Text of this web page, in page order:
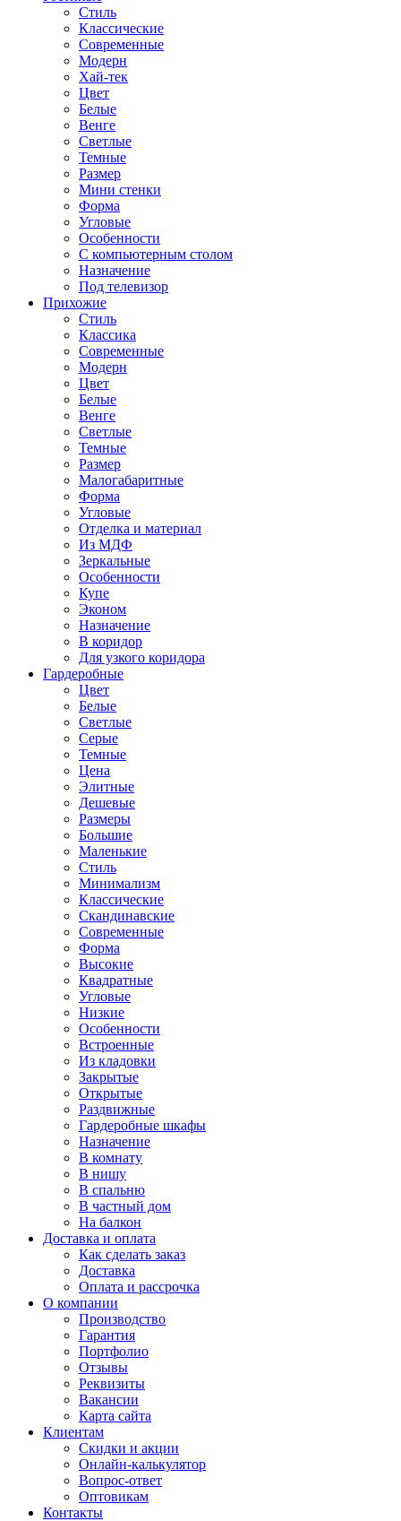
Стиль
Классические
Современные
Модерн
Хай-тек
Цвет
Белые
Венге
Светлые
Темные
Размер
Мини стенки
Форма
Угловые
Особенности
С компьютерным столом
Назначение
Под телевизор
Прихожие
Стиль
Классика
Современные
Модерн
Цвет
Белые
Венге
Светлые
Темные
Размер
Малогабаритные
Форма
Угловые
Отделка и материал
Из МДФ
Зеркальные
Особенности
Купе
Эконом
Назначение
В коридор
Для узкого коридора
Гардеробные
Цвет
Белые
Светлые
Серые
Темные
Цена
Элитные
Дешевые
Размеры
Большие
Маленькие
Стиль
Минимализм
Классические
Скандинавские
Современные
Форма
Высокие
Квадратные
Угловые
Низкие
Особенности
Встроенные
Из кладовки
Закрытые
Открытые
Раздвижные
Гардеробные шкафы
Назначение
В комнату
В нишу
В спальню
В частный дом
На балкон
Доставка и оплата
Как сделать заказ
Доставка
Оплата и рассрочка
О компании
Производство
Гарантия
Портфолио
Отзывы
Реквизиты
Вакансии
Карта сайта
Клиентам
Скидки и акции
Онлайн-калькулятор
Вопрос-ответ
Оптовикам
Контакты